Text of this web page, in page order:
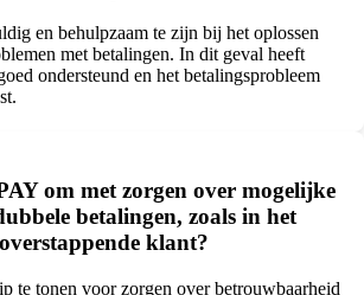
en behulpzaam te zijn bij het oplossen
met betalingen. In dit geval heeft
ondersteund en het betalingsprobleem
om met zorgen over mogelijke
betalingen, zoals in het
klant?
te tonen voor zorgen over betrouwbaarheid